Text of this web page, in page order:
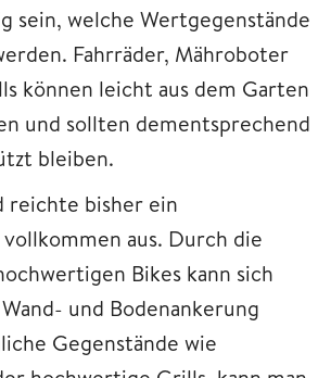
sein, welche Wertgegenstände
Fahrräder, Mähroboter
können leicht aus dem Garten
und sollten dementsprechend
bleiben.
reichte bisher ein
vollkommen aus. Durch die
Bikes kann sich
und Bodenankerung
Gegenstände wie